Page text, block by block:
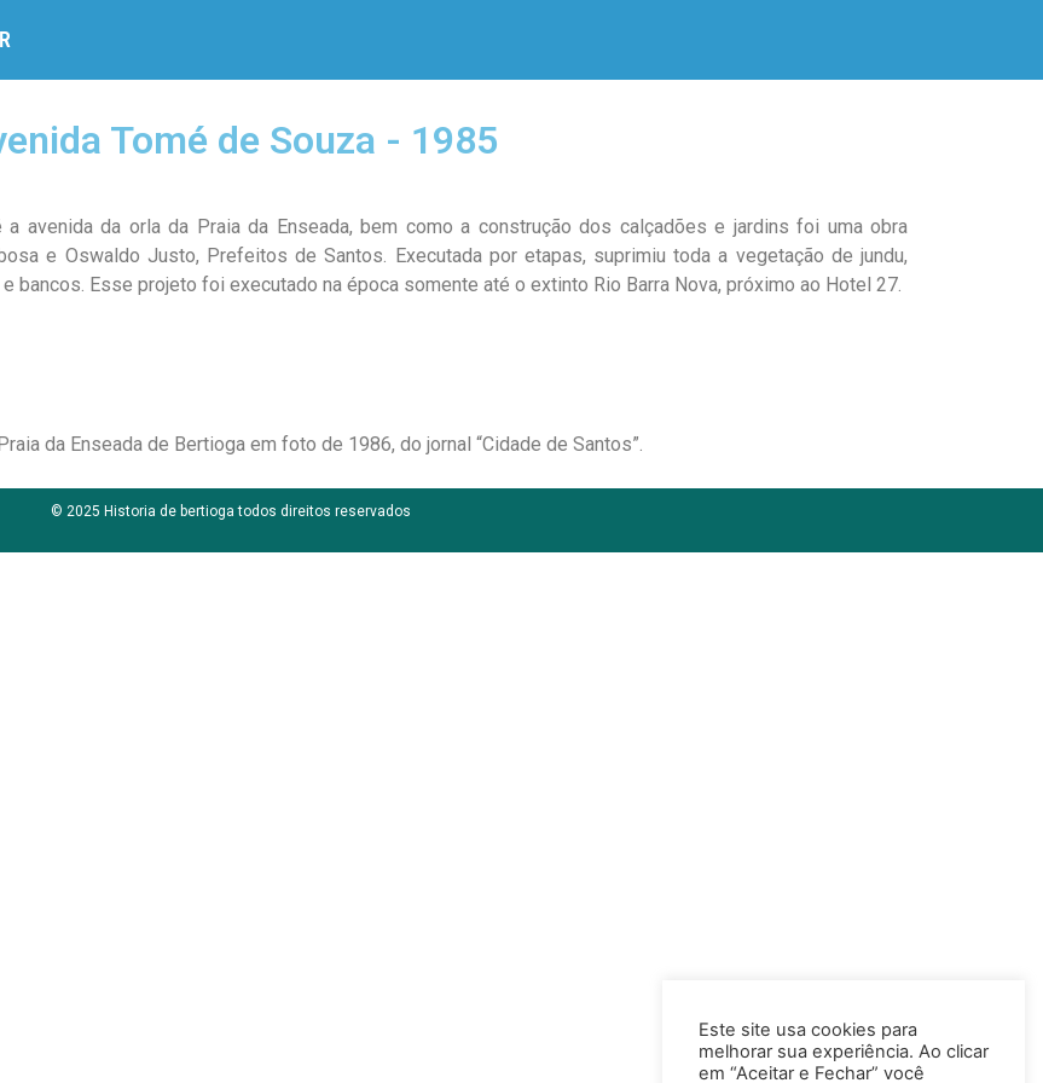
Tomé de Souza - 1985
avenida da orla da Praia da Enseada, bem como a construção dos calçadões e jardins foi uma obra
e Oswaldo Justo, Prefeitos de Santos. Executada por etapas, suprimiu toda a vegetação de jundu,
bancos. Esse projeto foi executado na época somente até o extinto Rio Barra Nova, próximo ao Hotel 27.
da Enseada de Bertioga em foto de 1986, do jornal “Cidade de Santos”.
© 2025 Historia de bertioga todos direitos reservados
Este site usa cookies para
melhorar sua experiência. Ao clicar
em “Aceitar e Fechar” você